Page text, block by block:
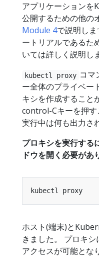
アプリケーションを
公開するための他の
Module 4で説明し
ートリアルであるた
いては詳しく説明し
kubectl proxy コマ
ー全体のプライベー
キシを作成すること
control-Cキーを押す
実行中は何も出力さ
プロキシを実行する
ドウを開く必要があ
ホスト(端末)と
きました。 プロキ
アクセスが可能とな